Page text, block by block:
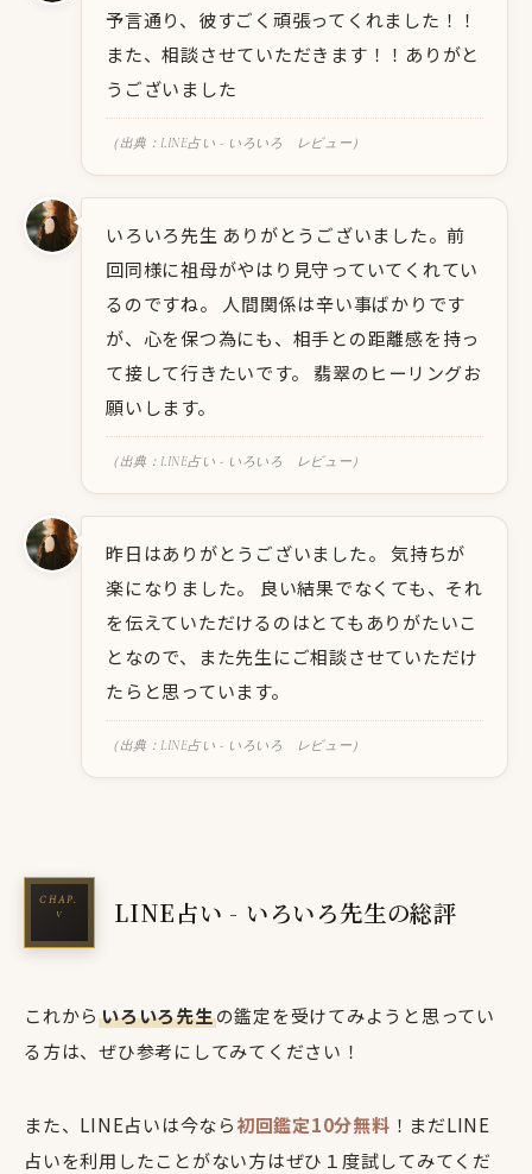
予言通り、彼すごく頑張ってくれました！！
また、相談させていただきます！！ありがと
うございました
（出典：LINE占い - いろいろ レビュー）
いろいろ先生 ありがとうございました。前
回同様に祖母がやはり見守っていてくれてい
るのですね。 人間関係は辛い事ばかりです
が、心を保つ為にも、相手との距離感を持っ
て接して行きたいです。 翡翠のヒーリングお
願いします。
（出典：LINE占い - いろいろ レビュー）
昨日はありがとうございました。 気持ちが
楽になりました。 良い結果でなくても、それ
を伝えていただけるのはとてもありがたいこ
となので、また先生にご相談させていただけ
たらと思っています。
（出典：LINE占い - いろいろ レビュー）
LINE占い - いろいろ先生の総評
これからいろいろ先生の鑑定を受けてみようと思ってい
る方は、ぜひ参考にしてみてください！
また、LINE占いは今なら初回鑑定10分無料 ！まだLINE
占いを利用したことがない方はぜひ１度試してみてくだ